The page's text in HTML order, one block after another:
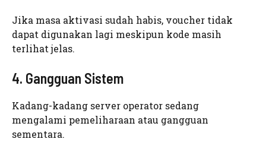
Jika masa aktivasi sudah habis, voucher tidak
dapat digunakan lagi meskipun kode masih
terlihat jelas.
4. Gangguan Sistem
Kadang-kadang server operator sedang
mengalami pemeliharaan atau gangguan
sementara.